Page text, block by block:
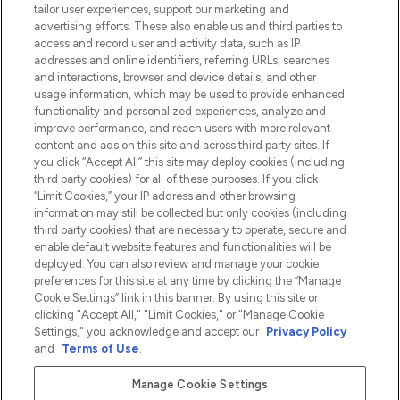
make-up van meer dan 200 topmerken.
Shop online of via de app, met gratis
verzending vanaf €40.
Cookie-toestemming
Do Not Sell or Share My Personal
Information
HELP & INFORMATIE
BEDRIJFSINFORMATIE
OVER LOOKFANTASTIC
Betaal veilig met
tailor user experiences, support our marketing and
advertising efforts. These also enable us and third parties to
access and record user and activity data, such as IP
addresses and online identifiers, referring URLs, searches
and interactions, browser and device details, and other
usage information, which may be used to provide enhanced
functionality and personalized experiences, analyze and
improve performance, and reach users with more relevant
content and ads on this site and across third party sites. If
you click “Accept All” this site may deploy cookies (including
third party cookies) for all of these purposes. If you click
“Limit Cookies,” your IP address and other browsing
information may still be collected but only cookies (including
third party cookies) that are necessary to operate, secure and
enable default website features and functionalities will be
deployed. You can also review and manage your cookie
preferences for this site at any time by clicking the “Manage
Cookie Settings” link in this banner. By using this site or
clicking "Accept All," "Limit Cookies," or "Manage Cookie
Settings," you acknowledge and accept our Privacy Policy
and
Terms of Use.
Manage Cookie Settings